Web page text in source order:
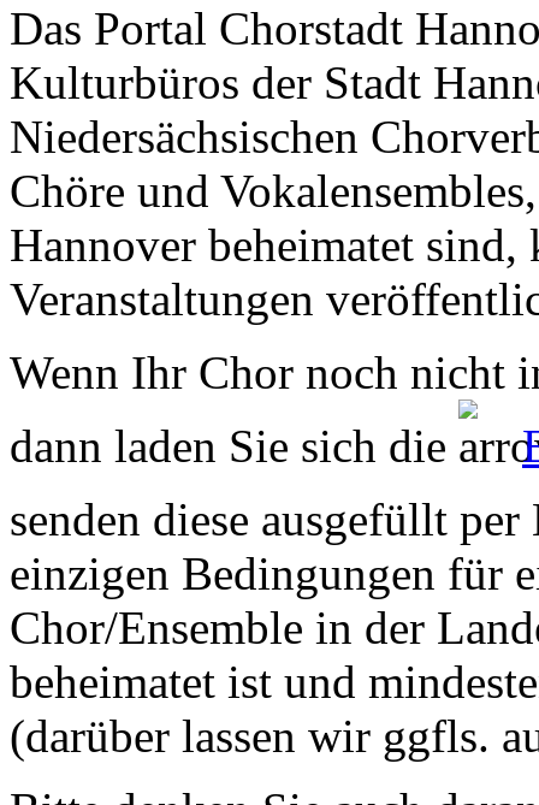
Das Portal Chorstadt
Kulturbüros der Stadt
Niedersächsischen
Chöre und
Hannover beheimatet sind,
Veranstaltungen
Wenn Ihr Chor noch nicht
dann laden Sie sich die
senden diese ausgefüllt
einzigen Bedingungen für
Chor/Ensemble in der
beheimatet ist und
(darüber lassen wir ggfls.